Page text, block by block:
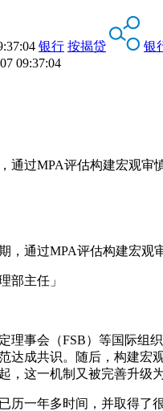
银行 按揭贷
银
09:37:04
通过MPA评估构建宏观审
通过MPA评估构建宏观
主任」
会（FSB）等国际组织
达成共识。随后，构建宏
这一机制又被完善升级为
一年多时间，并取得了